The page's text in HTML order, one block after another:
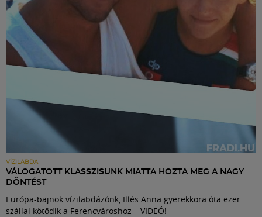
VÍZILABDA
VÁLOGATOTT KLASSZISUNK MIATTA HOZTA MEG A NAGY
DÖNTÉST
Európa-bajnok vízilabdázónk, Illés Anna gyerekkora óta ezer
szállal kötődik a Ferencvároshoz – VIDEÓ!